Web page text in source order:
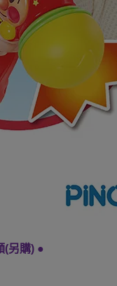
(另購) ●